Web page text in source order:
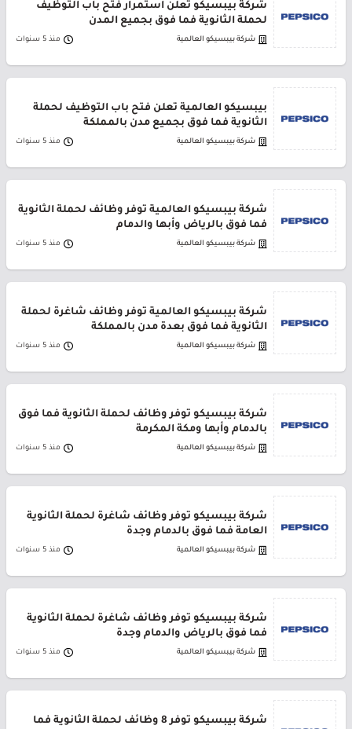
شركة بيبسيكو تعلن استمرار فتح باب التوظيف
لحملة الثانوية فما فوق بجميع المدن
شركة بيبسيكو العالمية منذ 5 سنوات
بيبسيكو العالمية تعلن فتح باب التوظيف لحملة
الثانوية فما فوق بجميع مدن بالمملكة
شركة بيبسيكو العالمية منذ 5 سنوات
شركة بيبسيكو العالمية توفر وظائف لحملة الثانوية
فما فوق بالرياض وأبها والدمام
شركة بيبسيكو العالمية منذ 5 سنوات
شركة بيبسيكو العالمية توفر وظائف شاغرة لحملة
الثانوية فما فوق بعدة مدن بالمملكة
شركة بيبسيكو العالمية منذ 5 سنوات
شركة بيبسيكو توفر وظائف لحملة الثانوية فما فوق
بالدمام وأبها ومكة المكرمة
شركة بيبسيكو العالمية منذ 5 سنوات
شركة بيبسيكو توفر وظائف شاغرة لحملة الثانوية
العامة فما فوق بالدمام وجدة
شركة بيبسيكو العالمية منذ 5 سنوات
شركة بيبسيكو توفر وظائف شاغرة لحملة الثانوية
فما فوق بالرياض والدمام وجدة
شركة بيبسيكو العالمية منذ 5 سنوات
شركة بيبسيكو توفر 8 وظائف لحملة الثانوية فما